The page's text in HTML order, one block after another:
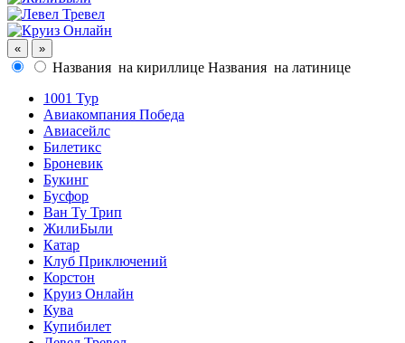
« »
Названия на кириллице Названия на латинице
1001 Тур
Авиакомпания Победа
Авиасейлс
Билетикс
Броневик
Букинг
Бусфор
Ван Ту Трип
ЖилиБыли
Катар
Клуб Приключений
Корстон
Круиз Онлайн
Кува
Купибилет